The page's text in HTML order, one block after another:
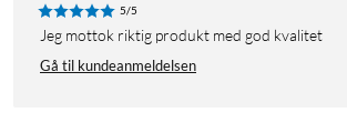
5/5
Jeg mottok riktig produkt med god kvalitet
Gå til kundeanmeldelsen